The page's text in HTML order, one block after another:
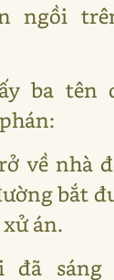
ngồi
ba tên
về nhà
bắt
án.
đã